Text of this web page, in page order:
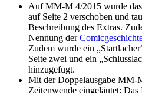
Auf MM-M 4/2015 wurde
auf Seite 2 verschoben und
Beschreibung des Extras.
Nennung der
Zudem wurde ein
Seite zwei und ein
hinzugefügt.
Mit der Doppelausgabe MM-
Zeitenwende eingeläutet: